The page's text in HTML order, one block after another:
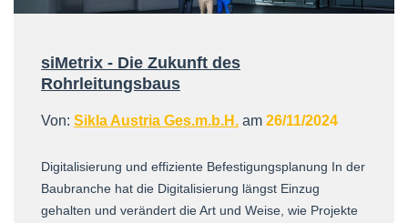
siMetrix - Die Zukunft des
Rohrleitungsbaus
Von: Sikla Austria Ges.m.b.H. am 26/11/2024
Digitalisierung und effiziente Befestigungsplanung In der
Baubranche hat die Digitalisierung längst Einzug
gehalten und verändert die Art und Weise, wie Projekte